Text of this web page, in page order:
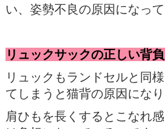
い、姿勢不良の原因になって
リュックサックの正しい背
リュックもランドセルと同
てしまうと猫背の原因になり
肩ひもを長くするとこなれ